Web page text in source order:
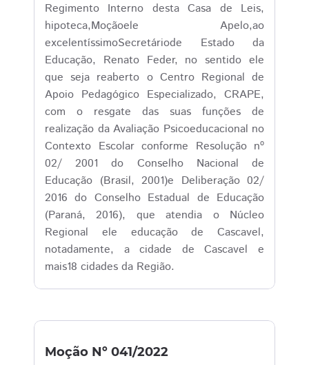
Regimento Interno desta Casa de Leis,
hipoteca,Moçãoele Apelo,ao
excelentíssimoSecretáriode Estado da
Educação, Renato Feder, no sentido ele
que seja reaberto o Centro Regional de
Apoio Pedagógico Especializado, CRAPE,
com o resgate das suas funções de
realização da Avaliação Psicoeducacional no
Contexto Escolar conforme Resolução nº
02/ 2001 do Conselho Nacional de
Educação (Brasil, 2001)e Deliberação 02/
2016 do Conselho Estadual de Educação
(Paraná, 2016), que atendia o Núcleo
Regional ele educação de Cascavel,
notadamente, a cidade de Cascavel e
mais18 cidades da Região.
Moção Nº 041/2022